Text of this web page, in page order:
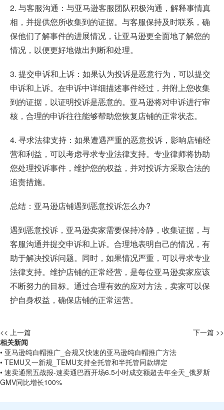
2. 与客服沟通：与亚马逊客服团队积极沟通，解释事情真
相，并提供您所收集到的证据。与客服保持及时联系，确
保他们了解事件的进展情况，让亚马逊更全面地了解您的
情况，以便更好地做出判断和处理。
3. 提交申诉和上诉：如果认为投诉是恶意行为，可以提交
申诉和上诉。在申诉中详细描述事件经过，并附上您收集
到的证据，以证明投诉是恶意的。亚马逊将对申诉进行审
核，合理的申诉往往能够帮助您恢复店铺的正常状态。
4. 寻求法律支持：如果遭遇严重的恶意投诉，影响店铺经
营和利益，可以考虑寻求专业法律支持。专业律师将协助
您处理投诉事件，维护您的权益，并对投诉方采取合法的
追责措施。
总结：亚马逊店铺遇到恶意投诉怎么办?
遇到恶意投诉，亚马逊卖家需要保持冷静，收集证据，与
客服沟通并提交申诉和上诉。合理地表明自己的情况，有
助于解决投诉问题。同时，如果情况严重，可以寻求专业
法律支持。维护店铺的正常经营，是每位亚马逊卖家应该
不断努力的目标。通过合理有效的应对方法，卖家可以保
护自身权益，确保店铺的正常运营。
<< 上一篇
下一篇 >>
相关新闻
• 亚马逊纯白帽推广_合规又快速的亚马逊纯白帽推广方法
• TEMU又一新规_TEMU支持全托管和半托管同款绑定
• 速卖通黑五战报-速卖通巴西开场6.5小时成交额超去年全天_俄罗斯
GMV同比增长100%